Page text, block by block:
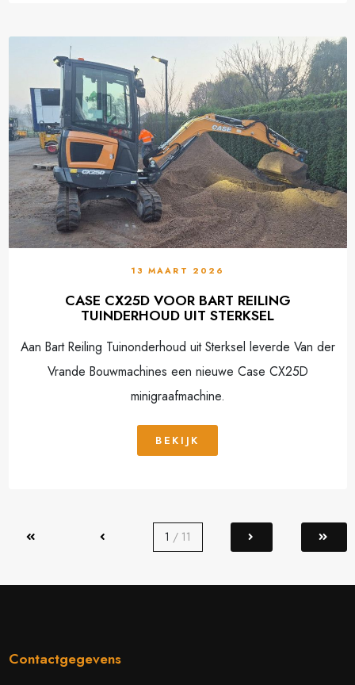
13 MAART 2026
CASE CX25D VOOR BART REILING
TUINDERHOUD UIT STERKSEL
Aan Bart Reiling Tuinonderhoud uit Sterksel leverde Van der
Vrande Bouwmachines een nieuwe Case CX25D
minigraafmachine.
BEKIJK
1 / 11
Contactgegevens